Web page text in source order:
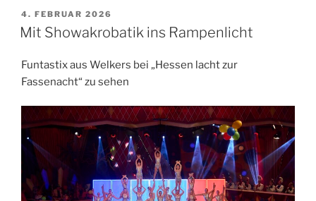
VERÖFFENTLICHT
AM
4. FEBRUAR 2026
Mit Showakrobatik ins Rampenlicht
Funtastix aus Welkers bei „Hessen lacht zur
Fassenacht“ zu sehen